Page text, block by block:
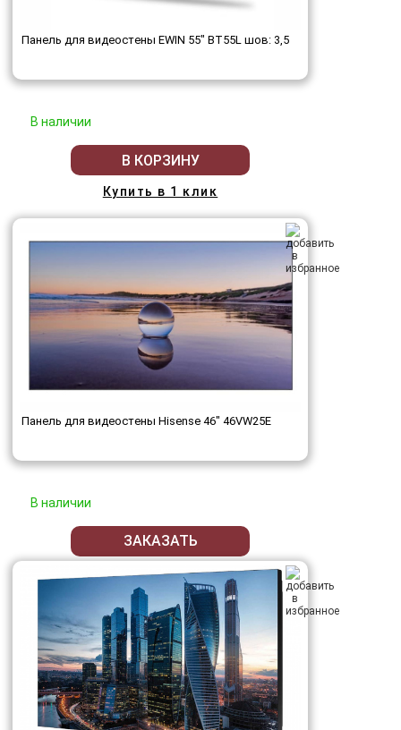
Панель для видеостены EWIN 55" BT55L шов: 3,5
В наличии
В КОРЗИНУ
Купить в 1 клик
Панель для видеостены Hisense 46" 46VW25E
В наличии
ЗАКАЗАТЬ